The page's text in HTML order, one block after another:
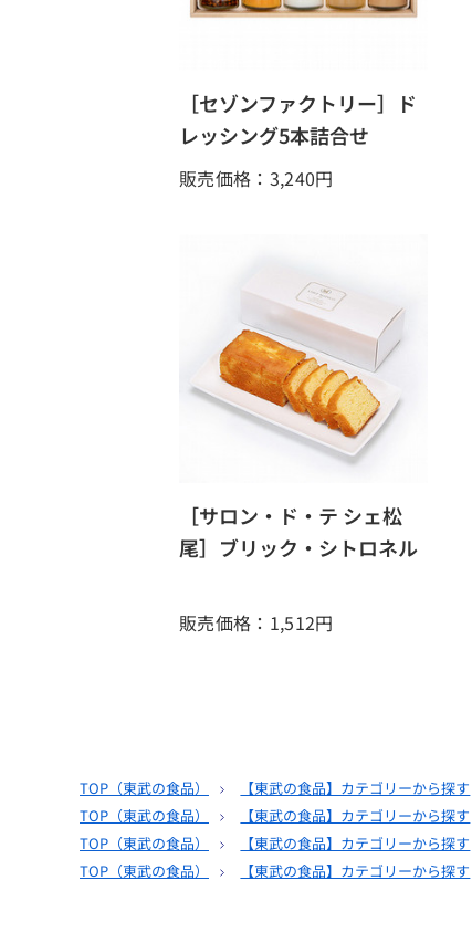
［セゾンファクトリー］ド
レッシング5本詰合せ
販売価格：3,240円
［サロン・ド・テ シェ松
尾］ブリック・シトロネル
販売価格：1,512円
TOP（東武の食品） 【東武の食品】カテゴリーから探す
TOP（東武の食品） 【東武の食品】カテゴリーから探す
TOP（東武の食品） 【東武の食品】カテゴリーから探す
TOP（東武の食品） 【東武の食品】カテゴリーから探す